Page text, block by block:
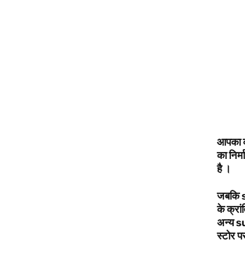
आपका
का
है ।
जबकि
के
अन्य
स्टोर